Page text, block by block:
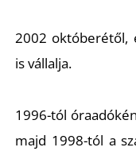
2002 októberétől,
is vállalja.
1996-tól
majd 1998-tól a